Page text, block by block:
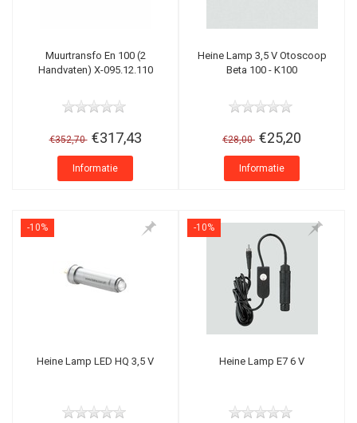
Muurtransfo En 100 (2
Handvaten) X-095.12.110
€352,70 €317,43
Informatie
Heine Lamp 3,5 V Otoscoop
Beta 100 - K100
€28,00 €25,20
Informatie
-10%
Heine Lamp LED HQ 3,5 V
-10%
Heine Lamp E7 6 V